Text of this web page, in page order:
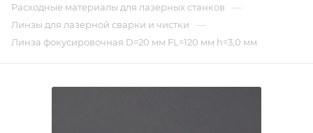
Расходные материалы для лазерных станков —
Линзы для лазерной сварки и чистки —
Линза фокусировочная D=20 мм FL=120 мм h=3,0 мм